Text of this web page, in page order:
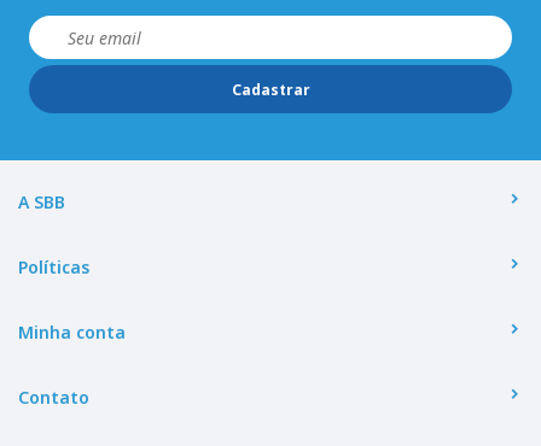
Cadastrar
A SBB
Políticas
Minha conta
Contato